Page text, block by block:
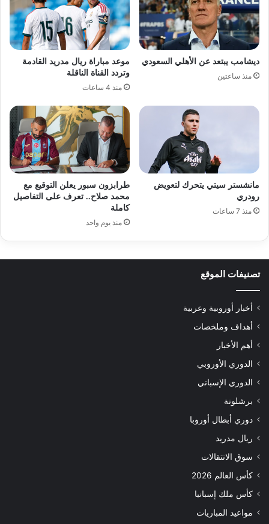
ديشامب يبتعد عن الأهلي السعودي
منذ ساعتين
موعد مباراة ريال مدريد القادمة
وتردد القناة الناقلة
منذ 4 ساعات
مانشستر سيتي يتحرك لتعويض
رودري
منذ 7 ساعات
طرابزون سبور يعلن التوقيع مع
محمد صلاح.. تعرف على التفاصيل
كاملة
منذ يوم واحد
تصنيفات الموقع
أخبار أوروبية وعربية
أهداف وملخصات
أهم الأخبار
الدوري الأوروبي
الدوري الإسباني
برشلونة
دوري أبطال أوروبا
ريال مدريد
سوق الانتقالات
كأس العالم 2026
كأس ملك إسبانيا
مواعيد المباريات